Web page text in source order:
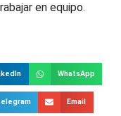
en equipo.
WhatsApp
Email